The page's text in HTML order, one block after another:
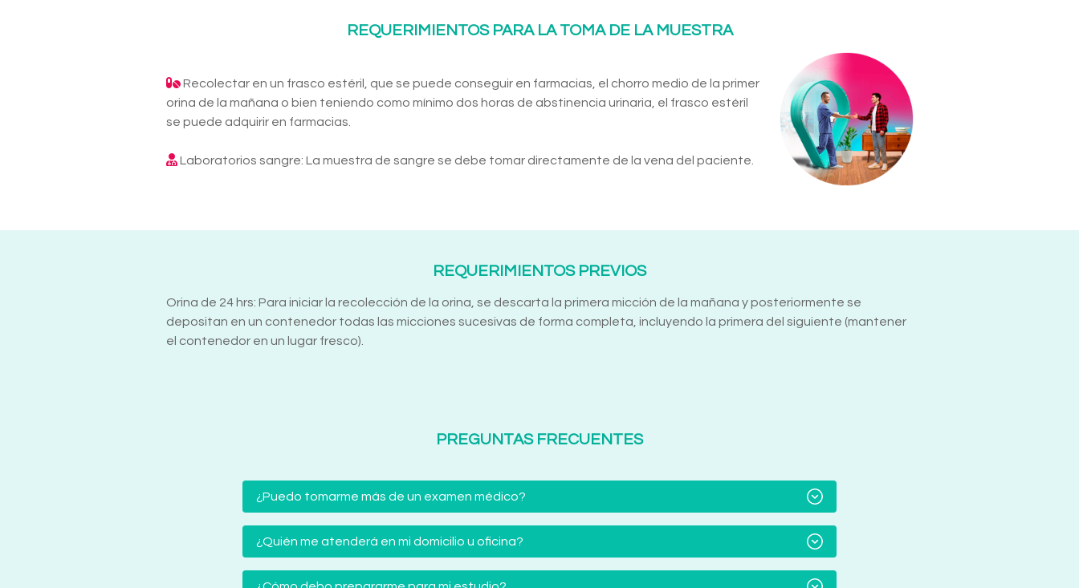
REQUERIMIENTOS PARA LA TOMA DE LA MUESTRA
Recolectar en un frasco estéril, que se puede conseguir en farmacias, el chorro medio de la primer
orina de la mañana o bien teniendo como mínimo dos horas de abstinencia urinaria, el frasco estéril
se puede adquirir en farmacias.
Laboratorios sangre: La muestra de sangre se debe tomar directamente de la vena del paciente.
REQUERIMIENTOS PREVIOS
Orina de 24 hrs: Para iniciar la recolección de la orina, se descarta la primera micción de la mañana y posteriormente se
depositan en un contenedor todas las micciones sucesivas de forma completa, incluyendo la primera del siguiente (mantener
el contenedor en un lugar fresco).
PREGUNTAS FRECUENTES
¿Puedo tomarme más de un examen médico?
¿Quién me atenderá en mi domicilio u oficina?